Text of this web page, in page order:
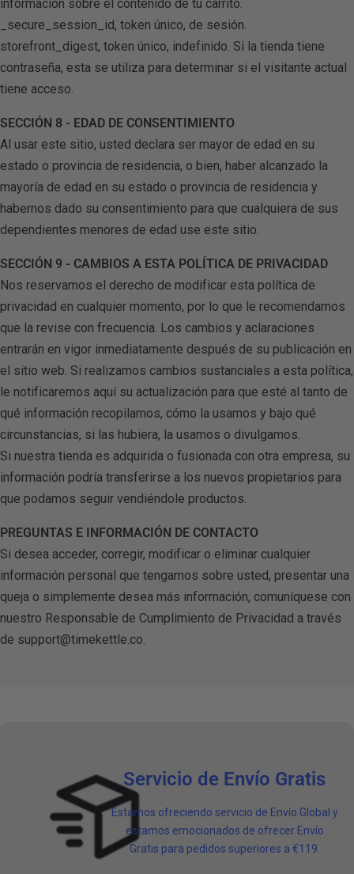
M3 Audifonos
información sobre el contenido de tu carrito.
_secure_session_id, token único, de sesión.
storefront_digest, token único, indefinido. Si la tienda tiene
contraseña, esta se utiliza para determinar si el visitante actual
tiene acceso.
SECCIÓN 8 - EDAD DE CONSENTIMIENTO
Al usar este sitio, usted declara ser mayor de edad en su
estado o provincia de residencia, o bien, haber alcanzado la
mayoría de edad en su estado o provincia de residencia y
habernos dado su consentimiento para que cualquiera de sus
dependientes menores de edad use este sitio.
SECCIÓN 9 - CAMBIOS A ESTA POLÍTICA DE PRIVACIDAD
Nos reservamos el derecho de modificar esta política de
privacidad en cualquier momento, por lo que le recomendamos
que la revise con frecuencia. Los cambios y aclaraciones
entrarán en vigor inmediatamente después de su publicación en
el sitio web. Si realizamos cambios sustanciales a esta política,
le notificaremos aquí su actualización para que esté al tanto de
qué información recopilamos, cómo la usamos y bajo qué
circunstancias, si las hubiera, la usamos o divulgamos.
Si nuestra tienda es adquirida o fusionada con otra empresa, su
información podría transferirse a los nuevos propietarios para
que podamos seguir vendiéndole productos.
PREGUNTAS E INFORMACIÓN DE CONTACTO
Si desea acceder, corregir, modificar o eliminar cualquier
información personal que tengamos sobre usted, presentar una
queja o simplemente desea más información, comuníquese con
nuestro Responsable de Cumplimiento de Privacidad a través
de support@timekettle.co.
Servicio de Envío Gratis
Estamos ofreciendo servicio de Envío Global y
estamos emocionados de ofrecer Envío
Gratis para pedidos superiores a €119.